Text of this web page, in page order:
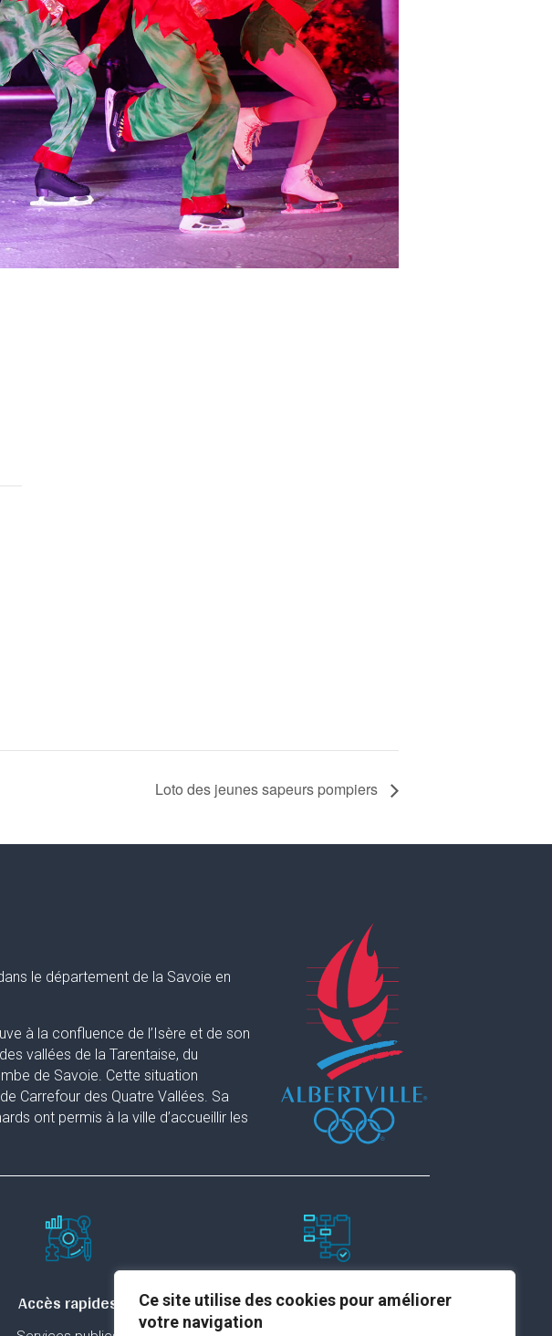
Ce site utilise des cookies pour améliorer
votre navigation
Loto des jeunes sapeurs pompiers
le département de la Savoie en
à la confluence de l’Isère et de son
vallées de la Tarentaise, du
de Savoie. Cette situation
Carrefour des Quatre Vallées. Sa
ont permis à la ville d’accueillir les
Accès rapides Paramètres du site